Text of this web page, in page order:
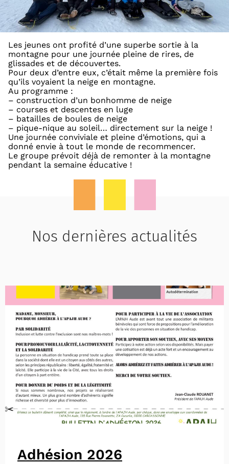
Les jeunes ont profité d’une superbe sortie à la
montagne pour une journée pleine de rires, de
glissades et de découvertes.
Pour deux d’entre eux, c’était même la première fois
qu’ils voyaient la neige en montagne.
Au programme :
– construction d’un bonhomme de neige
– courses et descentes en luge
– batailles de boules de neige
– pique-nique au soleil… directement sur la neige !
Une journée conviviale et pleine d’émotions, qui a
donné envie à tout le monde de recommencer.
Le groupe prévoit déjà de remonter à la montagne
pendant la semaine éducative !
Nos dernières actualités
Adhésion 2026